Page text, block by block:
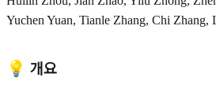
Yuchen Yuan, Tianle Zhang, Chi
💡 개요